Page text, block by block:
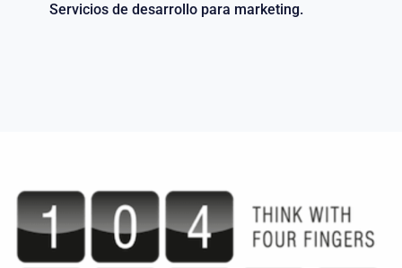
Servicios de desarrollo para marketing.